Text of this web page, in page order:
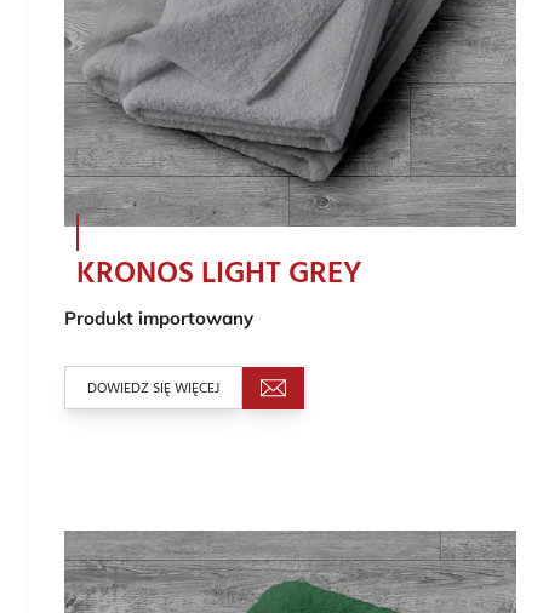
KRONOS LIGHT GREY
Produkt importowany
DOWIEDZ SIĘ WIĘCEJ